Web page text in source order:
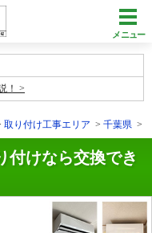
メニュー
！
取り付け工事エリア 千葉県
付けなら交換でき